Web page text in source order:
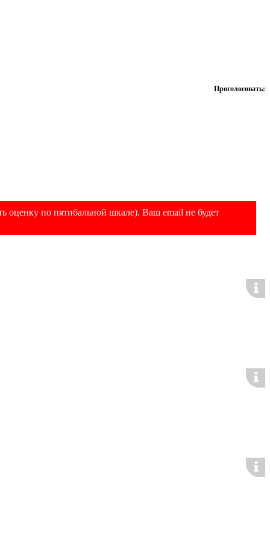
Проголосовать:
оценку по пятибальной шкале). Ваш email не будет